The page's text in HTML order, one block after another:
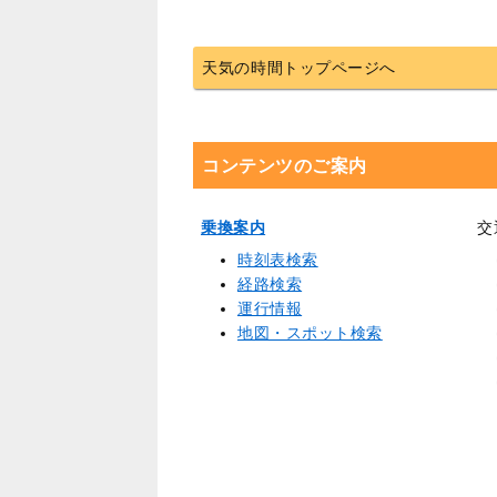
天気の時間トップページへ
コンテンツのご案内
乗換案内
時刻表検索
経路検索
運行情報
地図・スポット検索
交